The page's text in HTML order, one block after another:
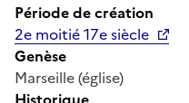
Période de création
2e moitié 17e siècle
Genèse
Marseille (église)